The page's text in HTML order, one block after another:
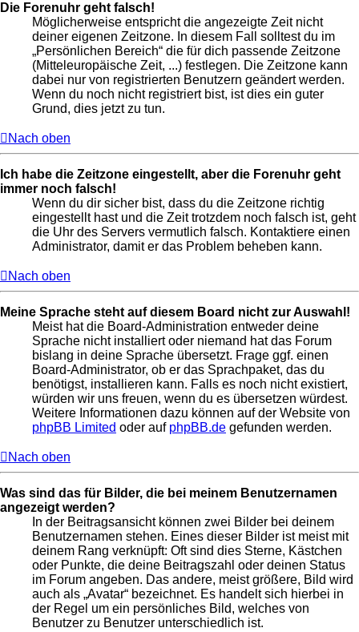
Die Forenuhr geht falsch!
Möglicherweise entspricht die angezeigte Zeit nicht
deiner eigenen Zeitzone. In diesem Fall solltest du im
„Persönlichen Bereich“ die für dich passende Zeitzone
(Mitteleuropäische Zeit, ...) festlegen. Die Zeitzone kann
dabei nur von registrierten Benutzern geändert werden.
Wenn du noch nicht registriert bist, ist dies ein guter
Grund, dies jetzt zu tun.
Nach oben
Ich habe die Zeitzone eingestellt, aber die Forenuhr geht
immer noch falsch!
Wenn du dir sicher bist, dass du die Zeitzone richtig
eingestellt hast und die Zeit trotzdem noch falsch ist, geht
die Uhr des Servers vermutlich falsch. Kontaktiere einen
Administrator, damit er das Problem beheben kann.
Nach oben
Meine Sprache steht auf diesem Board nicht zur Auswahl!
Meist hat die Board-Administration entweder deine
Sprache nicht installiert oder niemand hat das Forum
bislang in deine Sprache übersetzt. Frage ggf. einen
Board-Administrator, ob er das Sprachpaket, das du
benötigst, installieren kann. Falls es noch nicht existiert,
würden wir uns freuen, wenn du es übersetzen würdest.
Weitere Informationen dazu können auf der Website von
phpBB Limited oder auf phpBB.de gefunden werden.
Nach oben
Was sind das für Bilder, die bei meinem Benutzernamen
angezeigt werden?
In der Beitragsansicht können zwei Bilder bei deinem
Benutzernamen stehen. Eines dieser Bilder ist meist mit
deinem Rang verknüpft: Oft sind dies Sterne, Kästchen
oder Punkte, die deine Beitragszahl oder deinen Status
im Forum angeben. Das andere, meist größere, Bild wird
auch als „Avatar“ bezeichnet. Es handelt sich hierbei in
der Regel um ein persönliches Bild, welches von
Benutzer zu Benutzer unterschiedlich ist.